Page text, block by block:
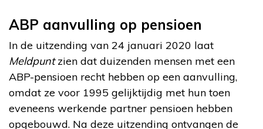
ABP aanvulling op pensioen
In de uitzending van 24 januari 2020 laat
Meldpuntzien dat duizenden mensen met een
ABP-pensioen recht hebben op een aanvulling,
omdat ze voor 1995 gelijktijdig met hun toen
eveneens werkende partner pensioen hebben
opgebouwd. Na deze uitzending ontvangen de